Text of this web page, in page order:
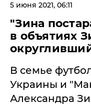
5 июня 2021, 06:11
"Зина
в объятиях
В семье
Украины и
Александра